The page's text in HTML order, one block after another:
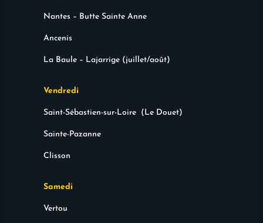
Nantes – Butte Sainte Anne
Ancenis
La Baule – Lajarrige (juillet/août)
Vendredi
Saint-Sébastien-sur-Loire (Le Douet)
Sainte-Pazanne
Clisson
Samedi
Vertou